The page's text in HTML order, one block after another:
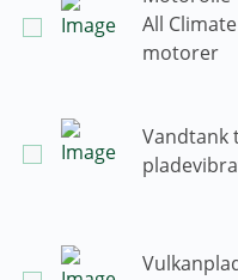
All
motorer
Vandtank